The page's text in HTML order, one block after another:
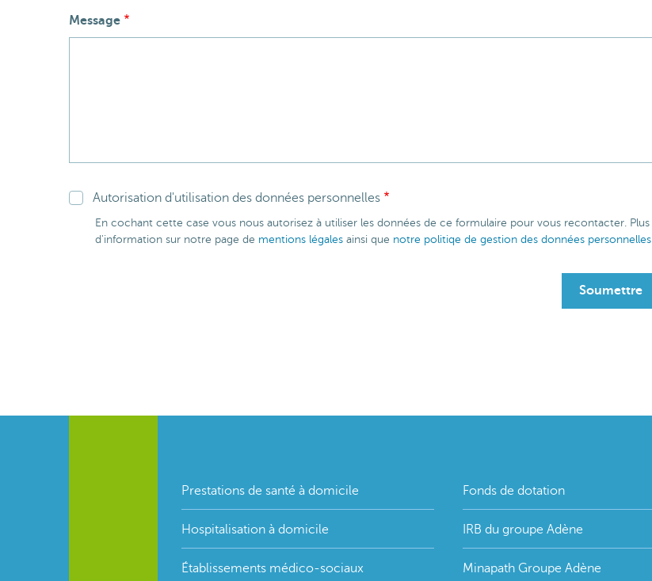
Message
Autorisation d'utilisation des données personnelles
En cochant cette case vous nous autorisez à utiliser les données de ce formulaire pour vous recontacter. Plus
d'information sur notre page de mentions légalesainsi que notre politiqe de gestion des données personnelles.
Prestations de santé à domicile
Hospitalisation à domicile
Établissements médico-sociaux
Fonds de dotation
IRB du groupe Adène
Minapath Groupe Adène